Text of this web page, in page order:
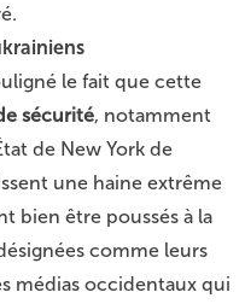
le fait que cette
sécurité, notamment
de New York de
une haine extrême
bien être poussés à la
comme leurs
médias occidentaux qui